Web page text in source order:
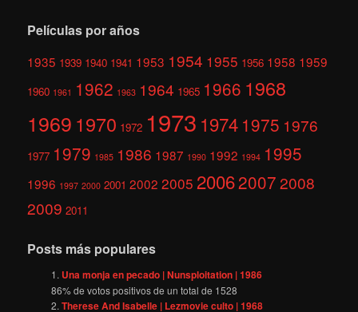
Películas por años
1935 1939 1940 1941 1953 1954 1955 1956 1958 1959
1960 1961 1962 1963 1964 1965 1966 1968
1969 1970 1972 1973 1974 1975 1976
1977 1979 1985 1986 1987 1990 1992 1994 1995
1996 1997 2000 2001 2002 2005 200620072008
2009 2011
Posts más populares
Una monja en pecado | Nunsploitation | 1986
86% de votos positivos de un total de 1528
Therese And Isabelle | Lezmovie culto | 1968